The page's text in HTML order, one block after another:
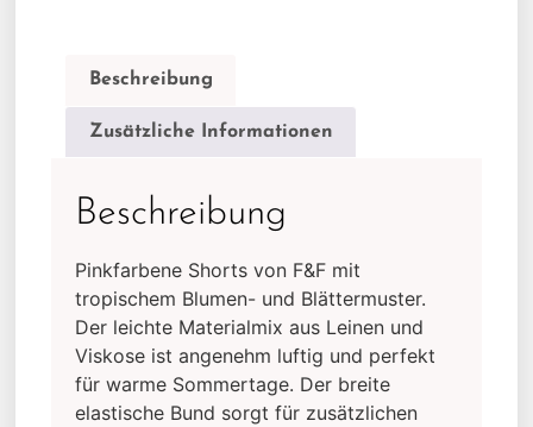
Beschreibung
Zusätzliche Informationen
Beschreibung
Pinkfarbene Shorts von F&F mit
tropischem Blumen- und Blättermuster.
Der leichte Materialmix aus Leinen und
Viskose ist angenehm luftig und perfekt
für warme Sommertage. Der breite
elastische Bund sorgt für zusätzlichen